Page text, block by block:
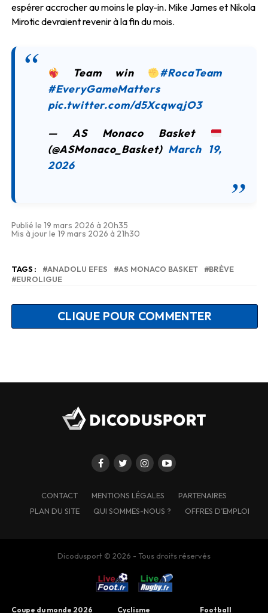
espérer accrocher au moins le play-in. Mike James et Nikola
Mirotic devraient revenir à la fin du mois.
Team win
#RocaTeam
#EveryGameMatters
pic.twitter.com/d5XcqwqjO3
— AS Monaco Basket
(@ASMonaco_Basket) March 19,
2026
Publié le 19 mars 2026 à 20h35
Mis à jour le 19 mars 2026 à 21h30
TAGS : ANADOLU EFES AS MONACO BASKET
BRÈVE
EUROLIGUE
CLIQUE POUR COMMENTER
CONTACT MENTIONS LÉGALES
PARTENAIRES
PLAN DU SITE
QUI SOMMES-NOUS ? OFFRES D’EMPLOI
Dicodusport © 2026 - Tous droits réservés
Coupe du monde 2026 Cyclisme Football